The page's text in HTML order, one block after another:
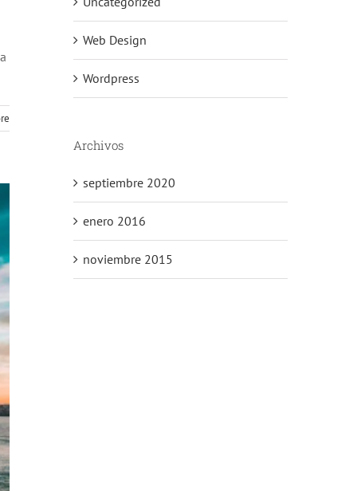
Web Design
Wordpress
Archivos
septiembre 2020
enero 2016
noviembre 2015